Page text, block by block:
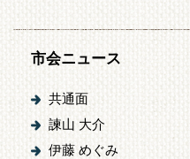
市会ニュース
共通面
諫山 大介
伊藤 めぐみ